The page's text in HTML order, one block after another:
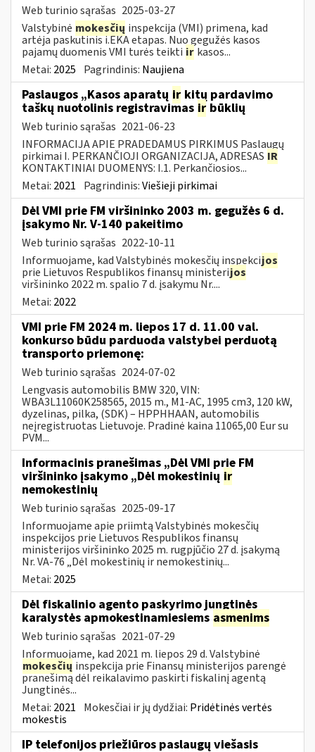
Web turinio sąrašas 2025-03-27
Valstybinė mokesčių inspekcija (VMI) primena, kad
artėja paskutinis i.EKA etapas. Nuo gegužės kasos
pajamų duomenis VMI turės teikti ir kasos...
Metai: 2025 Pagrindinis: Naujiena
Paslaugos „Kasos aparatų ir kitų pardavimo
taškų nuotolinis registravimas ir būklių
Web turinio sąrašas 2021-06-23
INFORMACIJA APIE PRADEDAMUS PIRKIMUS Paslaugų
pirkimai I. PERKANČIOJI ORGANIZACIJA, ADRESAS IR
KONTAKTINIAI DUOMENYS: I.1. Perkančiosios...
Metai: 2021 Pagrindinis:Viešieji pirkimai
Dėl VMI prie FM viršininko 2003 m. gegužės 6 d.
įsakymo Nr. V-140 pakeitimo
Web turinio sąrašas 2022-10-11
Informuojame, kad Valstybinės mokesčių inspekcijos
prie Lietuvos Respublikos finansų ministerijos
viršininko 2022 m. spalio 7 d. įsakymu Nr....
Metai: 2022
VMI prie FM 2024 m. liepos 17 d. 11.00 val.
konkurso būdu parduoda valstybei perduotą
transporto priemonę:
Web turinio sąrašas 2024-07-02
Lengvasis automobilis BMW 320, VIN:
WBA3L11060K258565, 2015 m., M1-AC, 1995 cm3, 120 kW,
dyzelinas, pilka, (SDK) – HPPHHAAN, automobilis
neįregistruotas Lietuvoje. Pradinė kaina 11065,00 Eur su
PVM...
Informacinis pranešimas „Dėl VMI prie FM
viršininko įsakymo „Dėl mokestinių ir
nemokestinių
Web turinio sąrašas 2025-09-17
Informuojame apie priimtą Valstybinės mokesčių
inspekcijos prie Lietuvos Respublikos finansų
ministerijos viršininko 2025 m. rugpjūčio 27 d. įsakymą
Nr. VA-76 „Dėl mokestinių ir nemokestinių...
Metai: 2025
Dėl fiskalinio agento paskyrimo jungtinės
karalystės apmokestinamiesiems asmenims
Web turinio sąrašas 2021-07-29
Informuojame, kad 2021 m. liepos 29 d. Valstybinė
mokesčių inspekcija prie Finansų ministerijos parengė
pranešimą dėl reikalavimo paskirti fiskalinį agentą
Jungtinės...
Metai: 2021 Mokesčiai ir jų dydžiai: Pridėtinės vertės
mokestis
IP telefonijos priežiūros paslaugų viešasis